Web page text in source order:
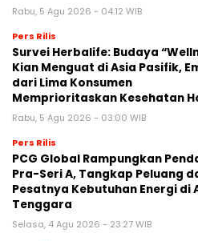
Rabu, 5 Agu 2026 - 04:12 WIB
Pers Rilis
Survei Herbalife: Budaya
Kian Menguat di Asia Pasifik,
dari Lima Konsumen
Memprioritaskan Kesehatan
Rabu, 5 Agu 2026 - 03:00 WIB
Pers Rilis
PCG Global Rampungkan
Pra-Seri A, Tangkap Peluang
Pesatnya Kebutuhan Energi di
Tenggara
Selasa, 4 Agu 2026 - 23:27 WIB